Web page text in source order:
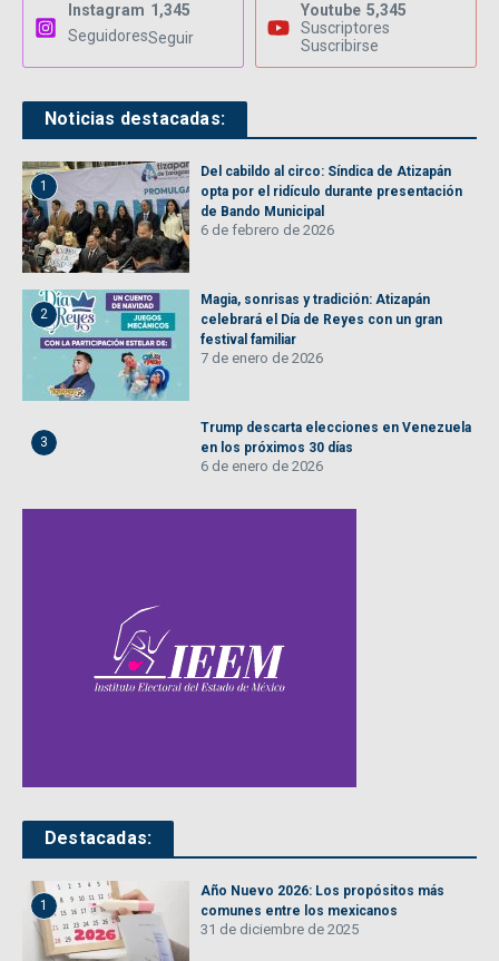
Instagram 1,345
SeguidoresSeguir
Youtube 5,345
Suscriptores
Suscribirse
Noticias destacadas:
1
Del cabildo al circo: Síndica de Atizapán
opta por el ridículo durante presentación
de Bando Municipal
6 de febrero de 2026
2
Magia, sonrisas y tradición: Atizapán
celebrará el Día de Reyes con un gran
festival familiar
7 de enero de 2026
3
Trump descarta elecciones en Venezuela
en los próximos 30 días
6 de enero de 2026
Destacadas:
1
Año Nuevo 2026: Los propósitos más
comunes entre los mexicanos
31 de diciembre de 2025